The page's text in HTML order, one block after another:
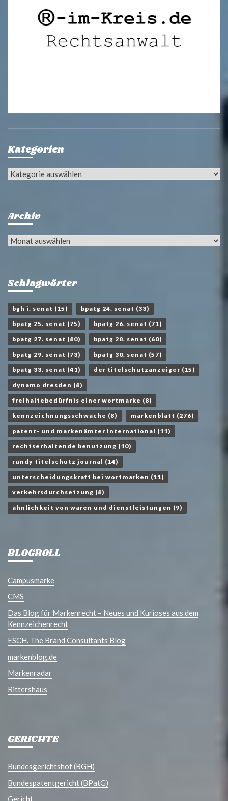
Kategorien
Kategorien
Archiv
Archiv
Schlagwörter
bgh i. senat (15) bpatg 24. senat (33)
bpatg 25. senat (75) bpatg 26. senat (71)
bpatg 27. senat (80) bpatg 28. senat (60)
bpatg 29. senat (73) bpatg 30. senat (57)
bpatg 33. senat (41) der titelschutzanzeiger (15)
dynamo dresden (8)
freihaltebedürfnis einer wortmarke (8)
kennzeichnungsschwäche (8) markenblatt (276)
patent- und markenämter international (11)
rechtserhaltende benutzung (10)
rundy titelschutz journal (14)
unterscheidungskraft bei wortmarken (11)
verkehrsdurchsetzung (8)
ähnlichkeit von waren und dienstleistungen (9)
BLOGROLL
Campusmarke
CMS
Das Blog für Markenrecht – Neues und Kurioses aus dem
Kennzeichenrecht
ESCH. The Brand Consultants Blog
markenblog.de
Markenradar
Rittershaus
GERICHTE
Bundesgerichtshof (BGH)
Bundespatentgericht (BPatG)